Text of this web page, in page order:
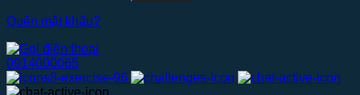
Quên mật khẩu?
0914000065